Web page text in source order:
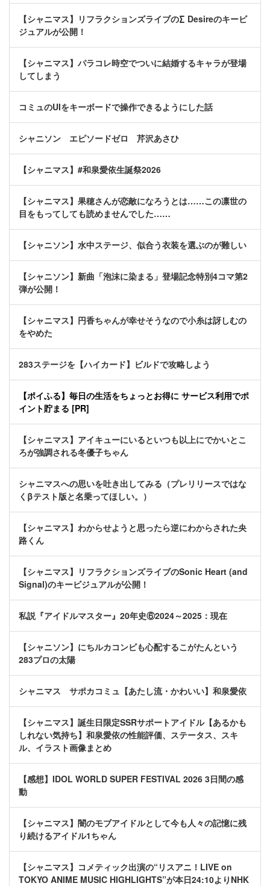
【シャニマス】リフラクションズライブの∑ Desireのキービ
ジュアルが公開！
【シャニマス】パラコレ時空でついに結婚するキャラが登場
してしまう
コミュのUIをキーボードで操作できるようにした話
シャニソン エピソードゼロ 芹沢あさひ
【シャニマス】#和泉愛依生誕祭2026
【シャニマス】果穂さんが恋敵になろうとは……この凛世の
目をもってしても読めませんでした……
【シャニソン】水中ステージ、似合う衣装を選ぶのが難しい
【シャニソン】新曲「泡沫に染まる」登場記念特別4コマ第2
弾が公開！
【シャニマス】円香ちゃんが幸せそうなので小糸は訝しむの
をやめた
283ステージを【ハイカード】ビルドで攻略しよう
【ポイふる】毎日の生活をちょっとお得に サービス利用でポ
イント貯まる [PR]
【シャニマス】アイキューにいるといつも以上にでかいとこ
ろが強調される冬優子ちゃん
シャニマスへの思いを吐き出してみる（プレリリースではな
くβテスト版と名乗ってほしい。）
【シャニマス】わからせようと思ったら逆にわからされた央
路くん
【シャニマス】リフラクションズライブのSonic Heart (and
Signal)のキービジュアルが公開！
私説『アイドルマスター』20年史⑥2024～2025：現在
【シャニソン】にちルカコンビも心配するこがたんという
283プロの太陽
シャニマス サポカコミュ【あたし流・かわいい】和泉愛依
【シャニマス】誕生日限定SSRサポートアイドル【あるかも
しれない気持ち】和泉愛依の性能評価、ステータス、スキ
ル、イラスト画像まとめ
【感想】IDOL WORLD SUPER FESTIVAL 2026 3日間の感
動
【シャニマス】闇のモブアイドルとして今も人々の記憶に残
り続けるアイドル1ちゃん
【シャニマス】コメティック出演の“リスアニ！LIVE on
TOKYO ANIME MUSIC HIGHLIGHTS”が本日24:10よりNHK